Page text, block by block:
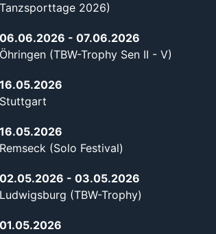
Tanzsporttage 2026)
06.06.2026 - 07.06.2026
Öhringen (TBW-Trophy Sen II - V)
16.05.2026
Stuttgart
16.05.2026
Remseck (Solo Festival)
02.05.2026 - 03.05.2026
Ludwigsburg (TBW-Trophy)
01.05.2026